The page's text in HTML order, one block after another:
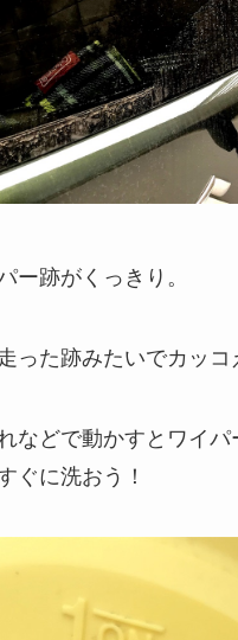
ー跡がくっきり。
った跡みたいでカッコ
などで動かすとワイ
ぐに洗おう！